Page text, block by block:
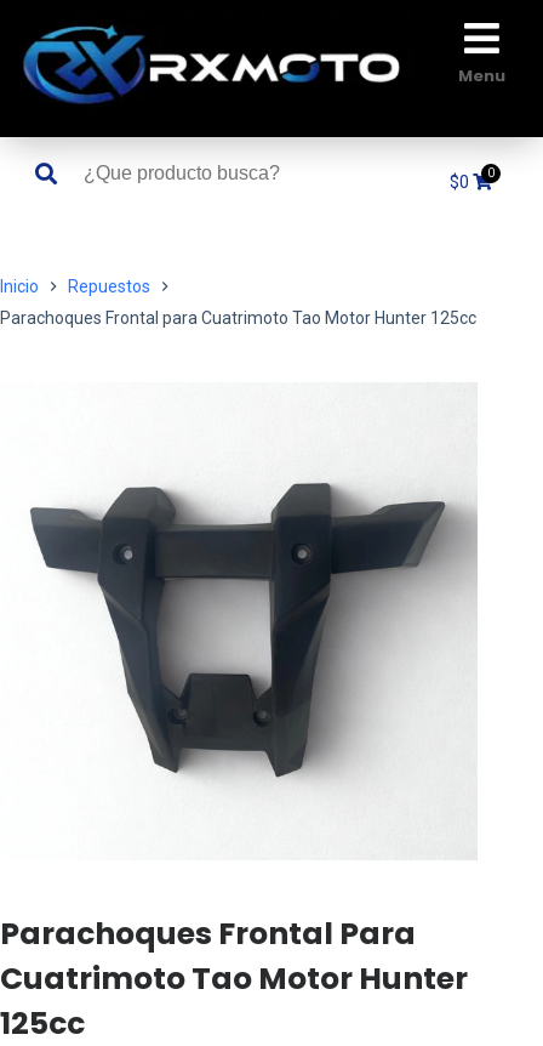
contenido
Menu
$0
Inicio
Repuestos
Parachoques Frontal para Cuatrimoto Tao Motor Hunter 125cc
Parachoques Frontal Para
Cuatrimoto Tao Motor Hunter
125cc